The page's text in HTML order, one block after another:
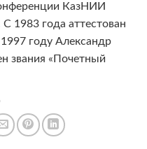
КазНИИ
1983 года аттестован
году Александр
звания «Почетный